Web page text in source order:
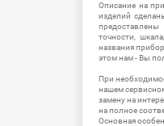
Описание на
изделий
точности,
названия
этом нам - Вы
При
нашем
замену на
на полное
Основная